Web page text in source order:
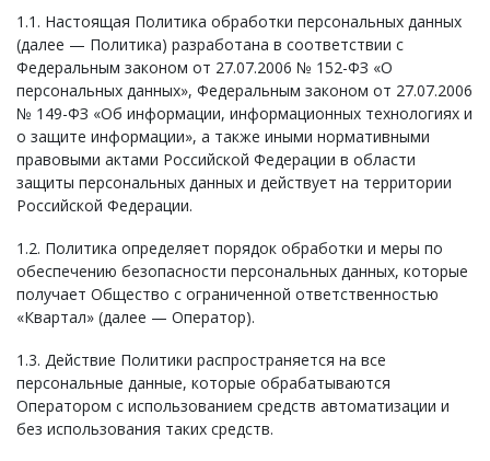
1.1. Настоящая Политика обработки персональных данных
(далее — Политика) разработана в соответствии с
Федеральным законом от 27.07.2006 № 152-ФЗ «О
персональных данных», Федеральным законом от 27.07.2006
№ 149-ФЗ «Об информации, информационных технологиях и
о защите информации», а также иными нормативными
правовыми актами Российской Федерации в области
защиты персональных данных и действует на территории
Российской Федерации.
1.2. Политика определяет порядок обработки и меры по
обеспечению безопасности персональных данных, которые
получает Общество с ограниченной ответственностью
«Квартал» (далее — Оператор).
1.3. Действие Политики распространяется на все
персональные данные, которые обрабатываются
Оператором с использованием средств автоматизации и
без использования таких средств.